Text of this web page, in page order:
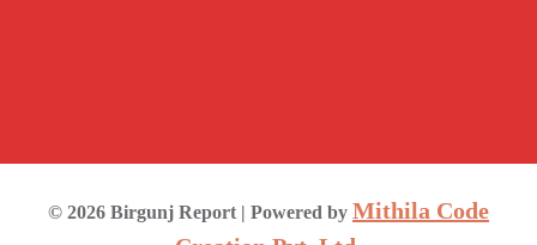
© 2026 Birgunj Report | Powered by Mithila Code